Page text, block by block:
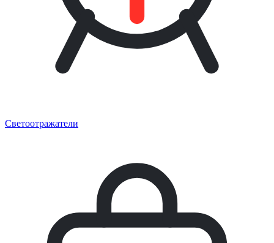
Светоотражатели